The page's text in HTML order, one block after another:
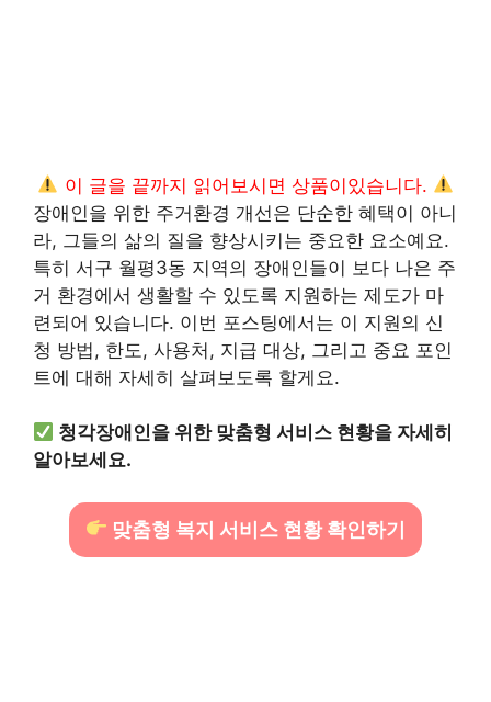
이 글을 끝까지 읽어보시면 상품이있습니다.
장애인을 위한 주거환경 개선은 단순한 혜택이 아니
라, 그들의 삶의 질을 향상시키는 중요한 요소예요.
특히 서구 월평3동 지역의 장애인들이 보다 나은 주
거 환경에서 생활할 수 있도록 지원하는 제도가 마
련되어 있습니다. 이번 포스팅에서는 이 지원의 신
청 방법, 한도, 사용처, 지급 대상, 그리고 중요 포인
트에 대해 자세히 살펴보도록 할게요.
청각장애인을 위한 맞춤형 서비스 현황을 자세히
알아보세요.
맞춤형 복지 서비스 현황 확인하기